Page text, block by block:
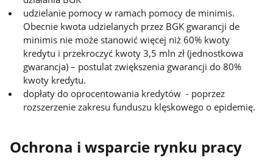
udzielanie pomocy w ramach pomocy de minimis.
Obecnie kwota udzielanych przez BGK gwarancji de
minimis nie może stanowić więcej niż 60% kwoty
kredytu i przekroczyć kwoty 3,5 mln zł (jednostkowa
gwarancja) – postulat zwiększenia gwarancji do 80%
kwoty kredytu.
dopłaty do oprocentowania kredytów - poprzez
rozszerzenie zakresu funduszu klęskowego o epidemię.
Ochrona i wsparcie rynku pracy